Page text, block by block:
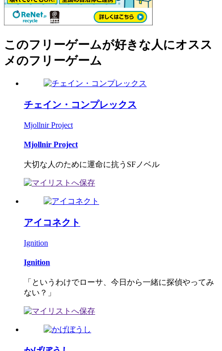
このフリーゲームが好きな人にオスス
メのフリーゲーム
チェイン・コンプレックス
Mjollnir Project
Mjollnir Project
大切な人のために運命に抗うSFノベル
アイコネクト
Ignition
Ignition
「というわけでローサ、今日から一緒に探偵やってみ
ない？」